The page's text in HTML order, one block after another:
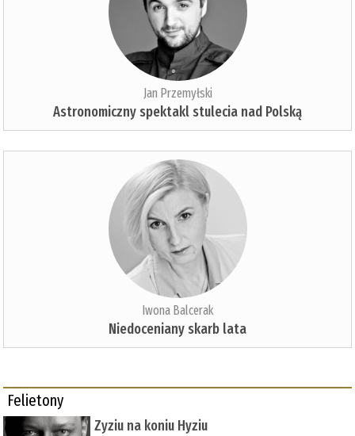
Jan Przemyłski
Astronomiczny spektakl stulecia nad Polską
Iwona Balcerak
Niedoceniany skarb lata
Felietony
Zyziu na koniu Hyziu